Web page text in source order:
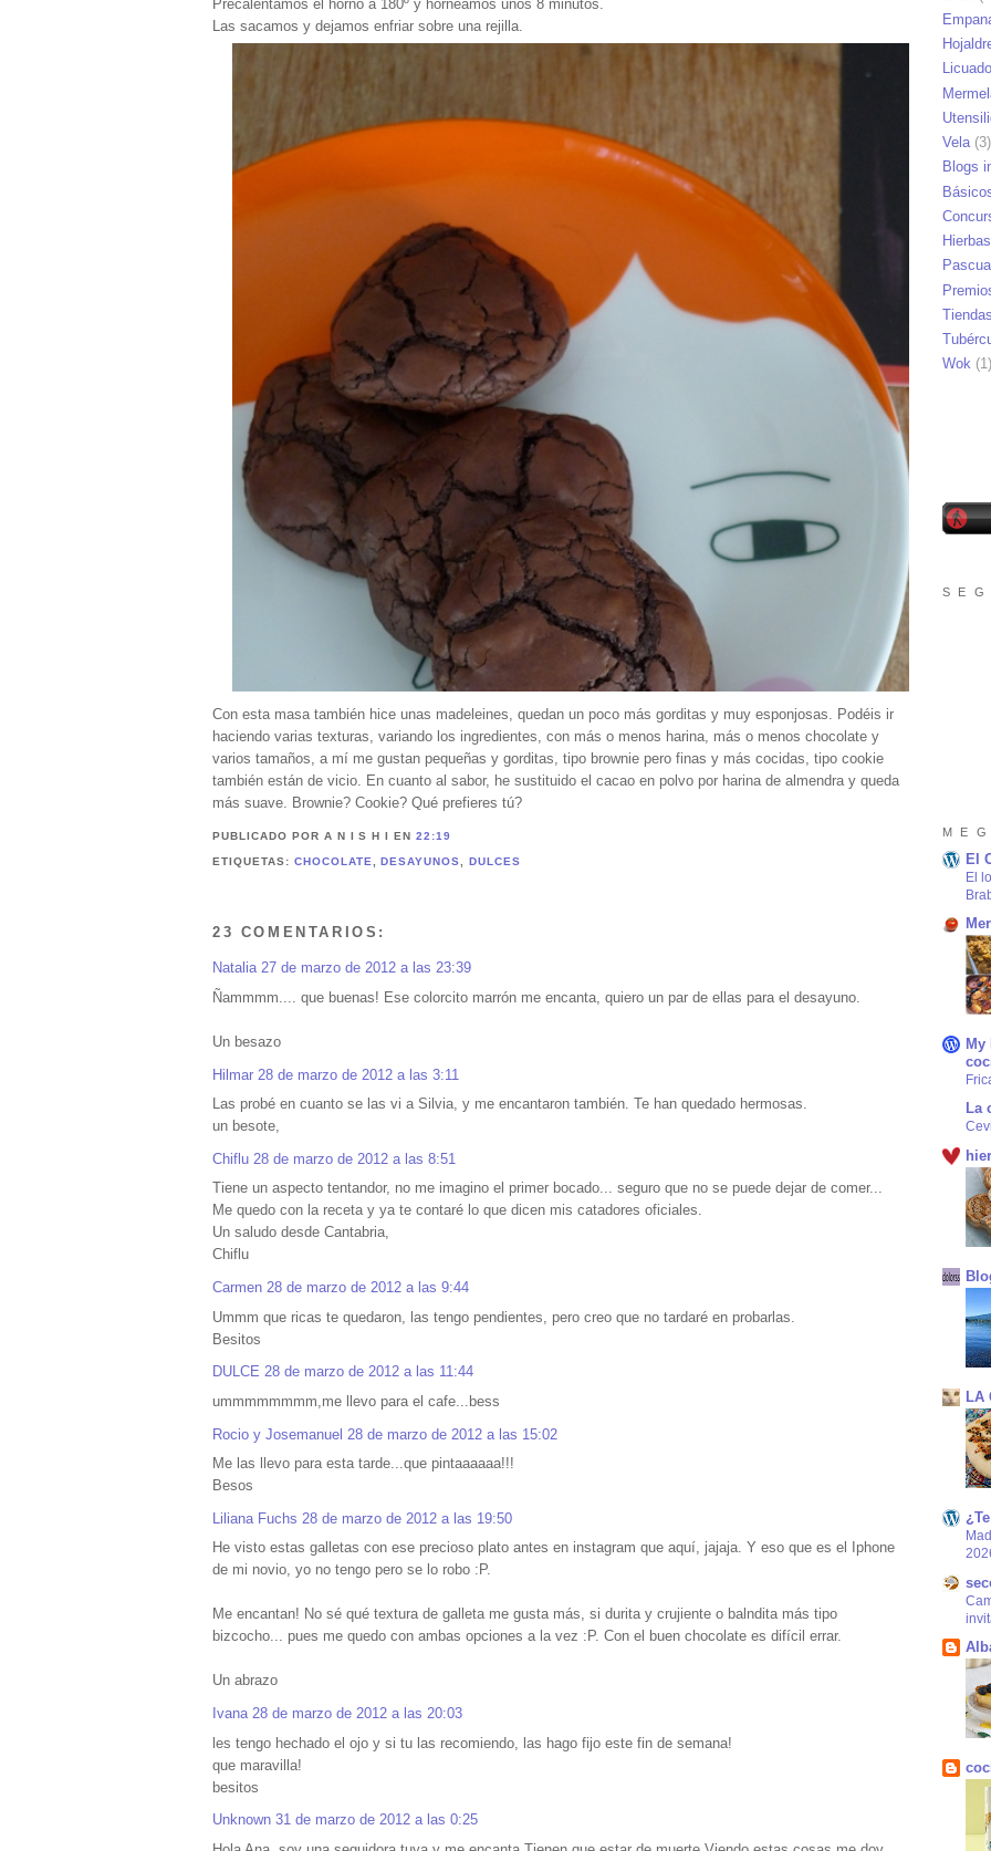
Precalentamos el horno a 180º y horneamos unos 8 minutos.
Las sacamos y dejamos enfriar sobre una rejilla.
Con esta masa también hice unas madeleines, quedan un poco más gorditas y muy esponjosas. Podéis ir
haciendo varias texturas, variando los ingredientes, con más o menos harina, más o menos chocolate y
varios tamaños, a mí me gustan pequeñas y gorditas, tipo brownie pero finas y más cocidas, tipo cookie
también están de vicio. En cuanto al sabor, he sustituido el cacao en polvo por harina de almendra y queda
más suave. Brownie? Cookie? Qué prefieres tú?
PUBLICADO POR A N I S H IEN22:19
ETIQUETAS: CHOCOLATE ,DESAYUNOS ,DULCES
23 COMENTARIOS:
Natalia 27 de marzo de 2012 a las 23:39
Ñammmm.... que buenas! Ese colorcito marrón me encanta, quiero un par de ellas para el desayuno.
Un besazo
Hilmar 28 de marzo de 2012 a las 3:11
Las probé en cuanto se las vi a Silvia, y me encantaron también. Te han quedado hermosas.
un besote,
Chiflu 28 de marzo de 2012 a las 8:51
Tiene un aspecto tentandor, no me imagino el primer bocado... seguro que no se puede dejar de comer...
Me quedo con la receta y ya te contaré lo que dicen mis catadores oficiales.
Un saludo desde Cantabria,
Chiflu
Carmen 28 de marzo de 2012 a las 9:44
Ummm que ricas te quedaron, las tengo pendientes, pero creo que no tardaré en probarlas.
Besitos
DULCE 28 de marzo de 2012 a las 11:44
ummmmmmmm,me llevo para el cafe...bess
Rocio y Josemanuel 28 de marzo de 2012 a las 15:02
Me las llevo para esta tarde...que pintaaaaaa!!!
Besos
Liliana Fuchs 28 de marzo de 2012 a las 19:50
He visto estas galletas con ese precioso plato antes en instagram que aquí, jajaja. Y eso que es el Iphone
de mi novio, yo no tengo pero se lo robo :P.
Me encantan! No sé qué textura de galleta me gusta más, si durita y crujiente o balndita más tipo
bizcocho... pues me quedo con ambas opciones a la vez :P. Con el buen chocolate es difícil errar.
Un abrazo
Ivana 28 de marzo de 2012 a las 20:03
les tengo hechado el ojo y si tu las recomiendo, las hago fijo este fin de semana!
que maravilla!
besitos
Unknown 31 de marzo de 2012 a las 0:25
Vela(3)
Blogs
Hierbas
Pascua
Tiendas
Wok (1)
S E G
M E G
El
El
La
LA